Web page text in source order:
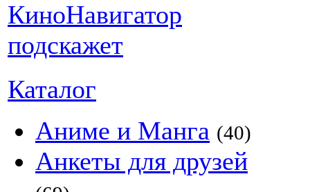
Каталог
Аниме и Манга (40)
Анкеты для друзей